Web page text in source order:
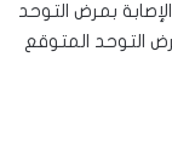
بمرض التوحد
التوحد المتوقع